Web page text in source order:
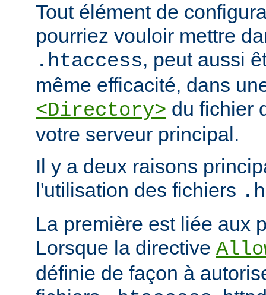
Tout élément de
pourriez vouloir mettre
.htaccess, peut aussi
même efficacité, dans
<Directory> du fichier
votre serveur principal.
Il y a deux raisons
l'utilisation des fichiers
La première est liée aux
Lorsque la directive
définie de façon à